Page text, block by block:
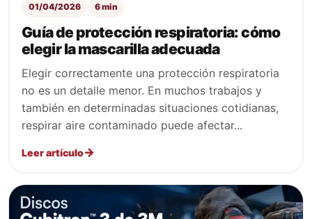
01/04/2026 6 min
Guía de protección respiratoria: cómo
elegir la mascarilla adecuada
Elegir correctamente una protección respiratoria
no es un detalle menor. En muchos trabajos y
también en determinadas situaciones cotidianas,
respirar aire contaminado puede afectar...
Leer artículo